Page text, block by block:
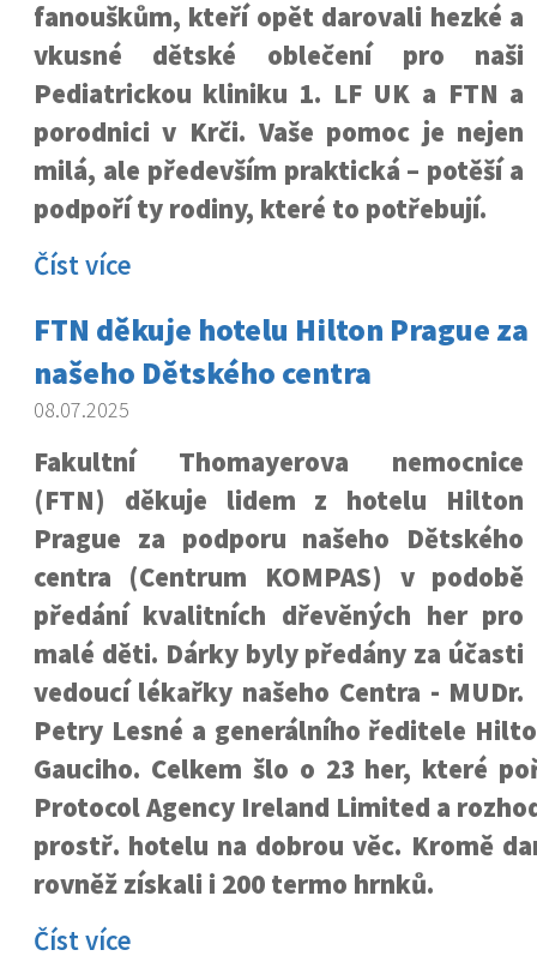
fanouškům, kteří opět darovali hezké a
vkusné dětské oblečení pro naši
Pediatrickou kliniku 1. LF UK a FTN a
porodnici v Krči. Vaše pomoc je nejen
milá, ale především praktická – potěší a
podpoří ty rodiny, které to potřebují.
Číst více
FTN děkuje hotelu Hilton Prague
našeho Dětského centra
08.07.2025
Fakultní Thomayerova nemocnice
(FTN) děkuje lidem z hotelu Hilton
Prague za podporu našeho Dětského
centra (Centrum KOMPAS) v podobě
předání kvalitních dřevěných her pro
malé děti. Dárky byly předány za účasti
vedoucí lékařky našeho Centra - MUDr.
Petry Lesné a generálního ředitele
Gauciho. Celkem šlo o 23 her, které
Protocol Agency Ireland Limited a
prostř. hotelu na dobrou věc. Kromě
rovněž získali i 200 termo hrnků.
Číst více